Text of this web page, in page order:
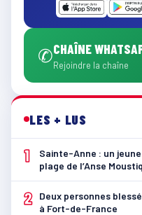
✆CHAÎNE
Rejoindre la chaîne
LES + LUS
1
Sainte-Anne : un
plage de l’Anse
2
Deux personnes
à Fort-de-France